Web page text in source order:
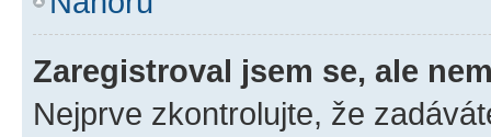
Zaregistroval jsem se, ale
Nejprve zkontrolujte, že